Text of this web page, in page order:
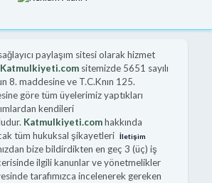
paylaşım sitesi olarak hizmet
Katmulkiyeti.comsitemizde 5651 sayılı
8. maddesine ve T.C.Knın 125.
göre tüm üyelerimiz yaptıkları
kendileri
Katmulkiyeti.comhakkında
tüm hukuksal şikayetleri İletişim
bize bildirdikten en geç 3 (üç) iş
ilgili kanunlar ve yönetmelikler
tarafımızca incelenerek gereken